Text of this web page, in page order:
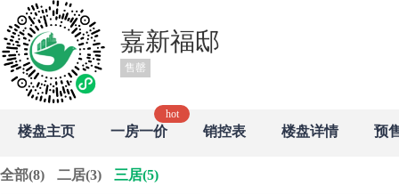
嘉新福邸
售罄
楼盘主页 一房一价 销控表 楼盘详情 预
全部(8) 二居(3) 三居(5)